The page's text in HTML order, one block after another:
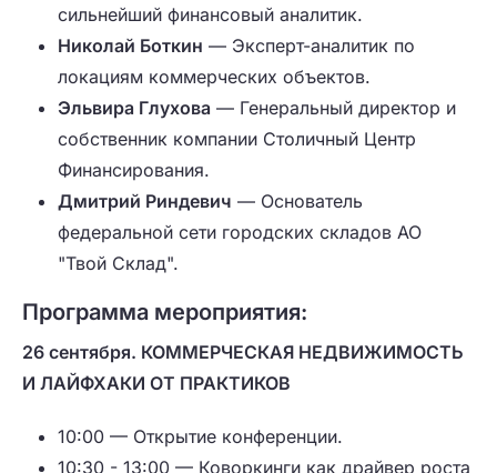
сильнейший финансовый аналитик.
Николай Боткин — Эксперт-аналитик по
локациям коммерческих объектов.
Эльвира Глухова — Генеральный директор и
собственник компании Столичный Центр
Финансирования.
Дмитрий Риндевич — Основатель
федеральной сети городских складов АО
"Твой Склад".
Программа мероприятия:
26 сентября. КОММЕРЧЕСКАЯ НЕДВИЖИМОСТЬ
И ЛАЙФХАКИ ОТ ПРАКТИКОВ
10:00 — Открытие конференции.
10:30 - 13:00 — Коворкинги как драйвер роста